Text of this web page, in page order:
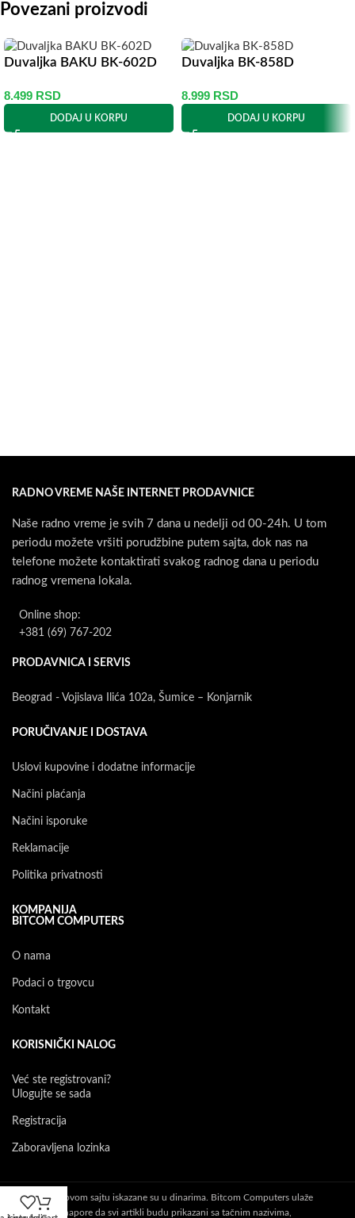
Povezani proizvodi
Duvaljka BAKU BK-602D
8.499 RSD
DODAJ U KORPU
Duvaljka BK-858D
8.999 RSD
DODAJ U KORPU
RADNO VREME NAŠE INTERNET PRODAVNICE
Naše radno vreme je svih 7 dana u nedelji od 00-24h. U tom
periodu možete vršiti porudžbine putem sajta, dok nas na
telefone možete kontaktirati svakog radnog dana u periodu
radnog vremena lokala.
Online shop:
+381 (69) 767-202
PRODAVNICA I SERVIS
Beograd - Vojislava Ilića 102a, Šumice – Konjarnik
PORUČIVANJE I DOSTAVA
Uslovi kupovine i dodatne informacije
Načini plaćanja
Načini isporuke
Reklamacije
Politika privatnosti
KOMPANIJA
BITCOM COMPUTERS
O nama
Podaci o trgovcu
Kontakt
KORISNIČKI NALOG
Već ste registrovani?
Ulogujte se sada
Registracija
Zaboravljena lozinka
Sve cene na ovom sajtu iskazane su u dinarima. Bitcom Computers ulaže
maksimalne napore da svi artikli budu prikazani sa tačnim nazivima,